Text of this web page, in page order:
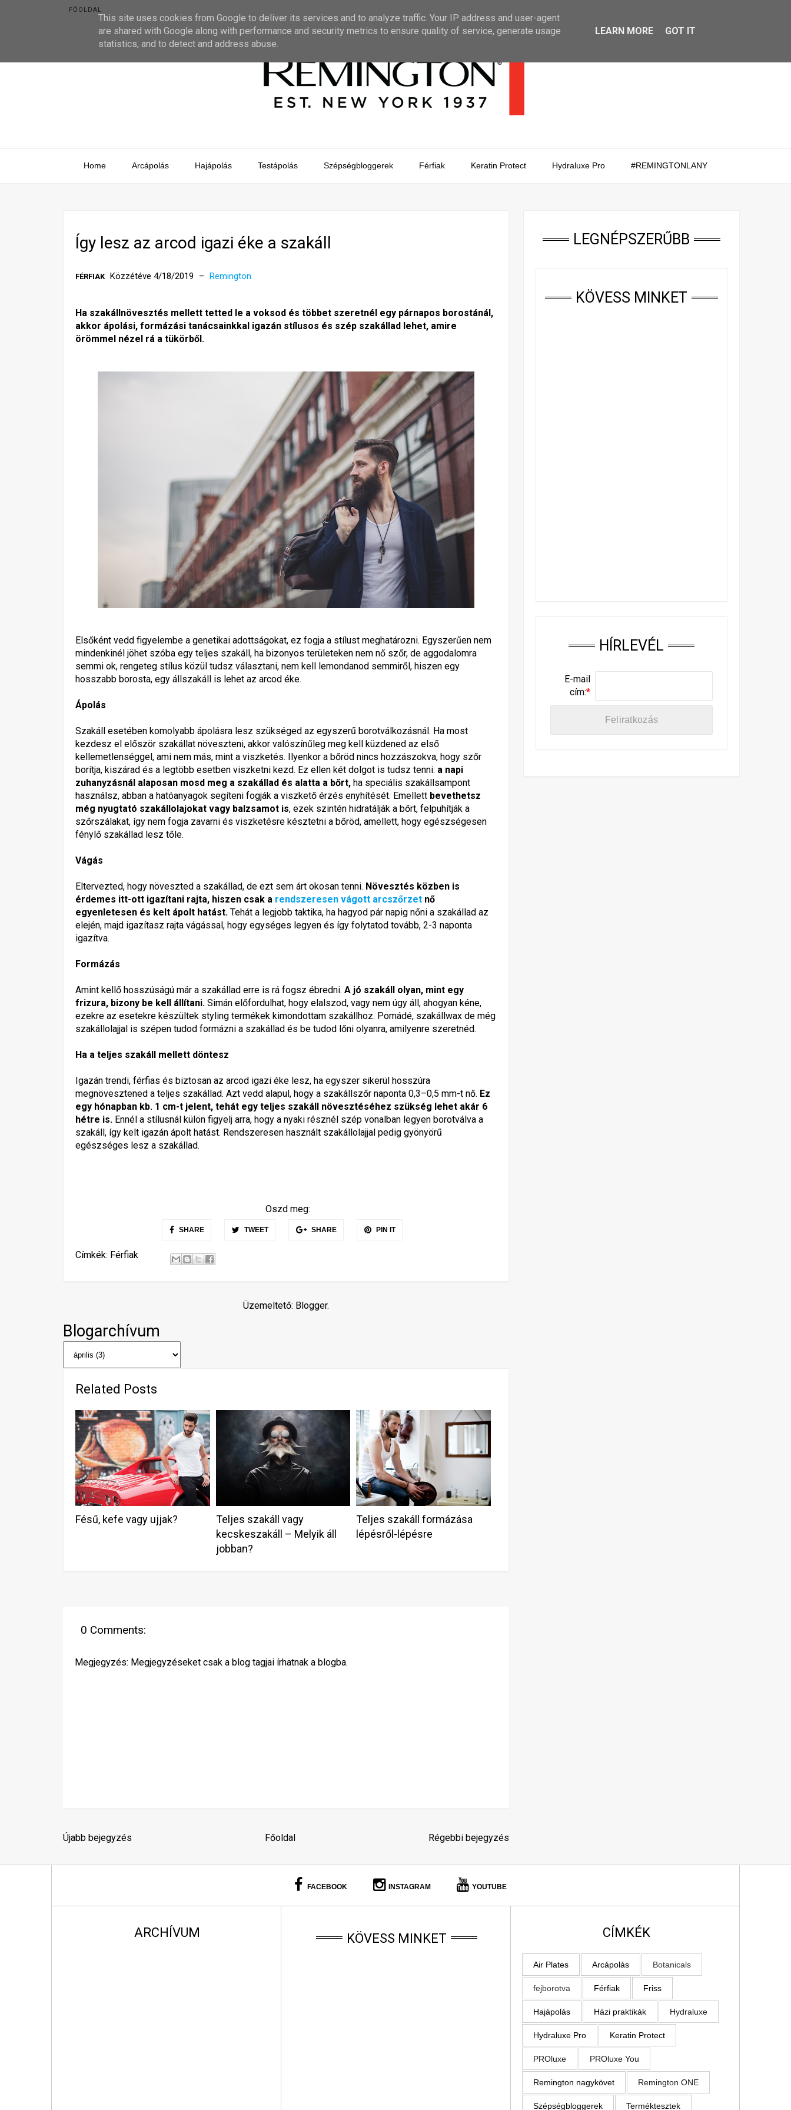
FŐOLDAL
Home Arcápolás Hajápolás Testápolás Szépségbloggerek Férfiak Keratin Protect Hydraluxe Pro #REMINGTONLANY
Így lesz az arcod igazi éke a szakáll
FÉRFIAK Közzétéve 4/18/2019 Remington
Ha szakállnövesztés mellett tetted le a voksod és többet szeretnél egy párnapos borostánál,
akkor ápolási, formázási tanácsainkkal igazán stílusos és szép szakállad lehet, amire
örömmel nézel rá a tükörből.
Elsőként vedd figyelembe a genetikai adottságokat, ez fogja a stílust meghatározni. Egyszerűen nem
mindenkinél jöhet szóba egy teljes szakáll, ha bizonyos területeken nem nő szőr, de aggodalomra
semmi ok, rengeteg stílus közül tudsz választani, nem kell lemondanod semmiről, hiszen egy
hosszabb borosta, egy állszakáll is lehet az arcod éke.
Ápolás
Szakáll esetében komolyabb ápolásra lesz szükséged az egyszerű borotválkozásnál. Ha most
kezdesz el először szakállat növeszteni, akkor valószínűleg meg kell küzdened az első
kellemetlenséggel, ami nem más, mint a viszketés. Ilyenkor a bőröd nincs hozzászokva, hogy szőr
borítja, kiszárad és a legtöbb esetben viszketni kezd. Ez ellen két dolgot is tudsz tenni: a napi
zuhanyzásnál alaposan mosd meg a szakállad és alatta a bőrt, ha speciális szakállsampont
használsz, abban a hatóanyagok segíteni fogják a viszkető érzés enyhítését. Emellett bevethetsz
még nyugtató szakállolajokat vagy balzsamot is, ezek szintén hidratálják a bőrt, felpuhítják a
szőrszálakat, így nem fogja zavarni és viszketésre késztetni a bőröd, amellett, hogy egészségesen
fénylő szakállad lesz tőle.
Vágás
Eltervezted, hogy növeszted a szakállad, de ezt sem árt okosan tenni. Növesztés közben is
érdemes itt-ott igazítani rajta, hiszen csak a rendszeresen vágott arcszőrzet nő
egyenletesen és kelt ápolt hatást. Tehát a legjobb taktika, ha hagyod pár napig nőni a szakállad az
elején, majd igazítasz rajta vágással, hogy egységes legyen és így folytatod tovább, 2-3 naponta
igazítva.
Formázás
Amint kellő hosszúságú már a szakállad erre is rá fogsz ébredni. A jó szakáll olyan, mint egy
frizura, bizony be kell állítani. Simán előfordulhat, hogy elalszod, vagy nem úgy áll, ahogyan kéne,
ezekre az esetekre készültek styling termékek kimondottam szakállhoz. Pomádé, szakállwax de még
szakállolajjal is szépen tudod formázni a szakállad és be tudod lőni olyanra, amilyenre szeretnéd.
Ha a teljes szakáll mellett döntesz
Igazán trendi, férfias és biztosan az arcod igazi éke lesz, ha egyszer sikerül hosszúra
megnövesztened a teljes szakállad. Azt vedd alapul, hogy a szakállszőr naponta 0,3–0,5 mm-t nő. Ez
egy hónapban kb. 1 cm-t jelent, tehát egy teljes szakáll növesztéséhez szükség lehet akár 6
hétre is. Ennél a stílusnál külön figyelj arra, hogy a nyaki résznél szép vonalban legyen borotválva a
szakáll, így kelt igazán ápolt hatást. Rendszeresen használt szakállolajjal pedig gyönyörű
egészséges lesz a szakállad.
Oszd meg:
SHARE TWEET SHARE PIN IT
Címkék: Férfiak
Üzemeltető: Blogger.
Blogarchívum
Related Posts
Fésű, kefe vagy ujjak?
Teljes szakáll vagy
kecskeszakáll – Melyik áll
jobban?
Teljes szakáll formázása
lépésről-lépésre
0 Comments:
Megjegyzés: Megjegyzéseket csak a blog tagjai írhatnak a blogba.
Újabb bejegyzés Főoldal Régebbi bejegyzés
LEGNÉPSZERŰBB
KÖVESS MINKET
HÍRLEVÉL
E-mail
cím:*
FACEBOOK INSTAGRAM YOUTUBE
ARCHÍVUM KÖVESS MINKET CÍMKÉK
Air Plates Arcápolás Botanicals
fejborotva Férfiak Friss
Hajápolás Házi praktikák Hydraluxe
Hydraluxe Pro Keratin Protect
PROluxe PROluxe You
Remington nagykövet Remington ONE
Szépségbloggerek Terméktesztek
This site uses cookies from Google to deliver its services and to analyze traffic. Your IP address and user-agent
are shared with Google along with performance and security metrics to ensure quality of service, generate usage
statistics, and to detect and address abuse.
LEARN MORE GOT IT